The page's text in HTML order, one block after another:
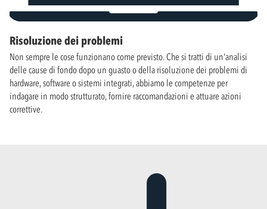
Risoluzione dei problemi
Non sempre le cose funzionano come previsto. Che si tratti di un'analisi
delle cause di fondo dopo un guasto o della risoluzione dei problemi di
hardware, software o sistemi integrati, abbiamo le competenze per
indagare in modo strutturato, fornire raccomandazioni e attuare azioni
correttive.